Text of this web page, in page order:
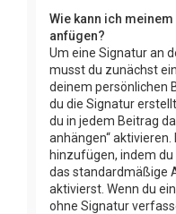
Wie kann ich
anfügen?
Um eine Signatur an
musst du zunächst
deinem persönlichen
du die Signatur
du in jedem Beitrag
anhängen“
hinzufügen, indem
das standardmäßige
aktivierst. Wenn du
ohne Signatur